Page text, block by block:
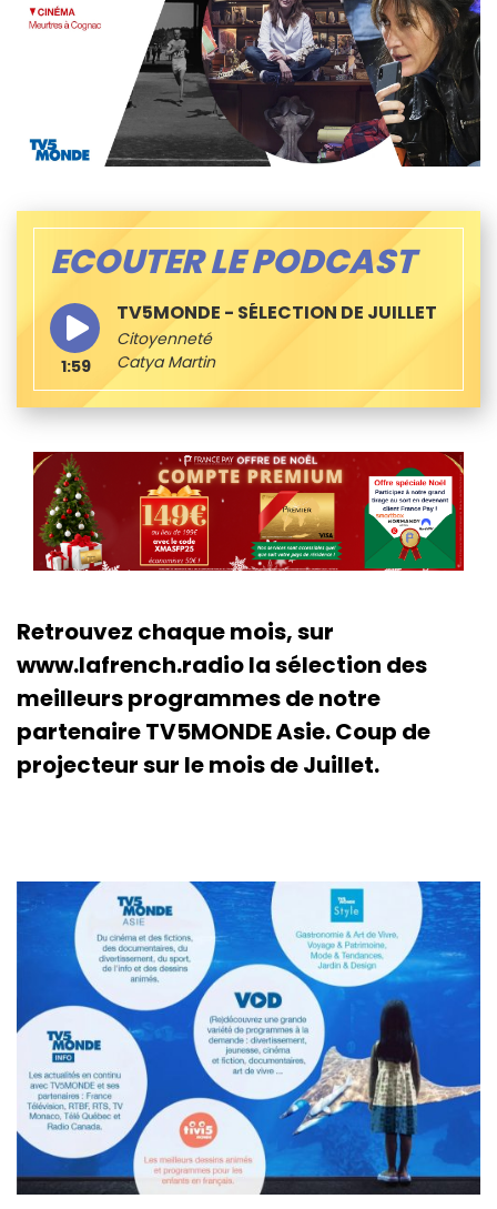
ECOUTER LE PODCAST
TV5MONDE - SÉLECTION DE JUILLET
Citoyenneté
Catya Martin
1:59
Retrouvez chaque mois, sur
www.lafrench.radio la sélection des
meilleurs programmes de notre
partenaire TV5MONDE Asie. Coup de
projecteur sur le mois de Juillet.